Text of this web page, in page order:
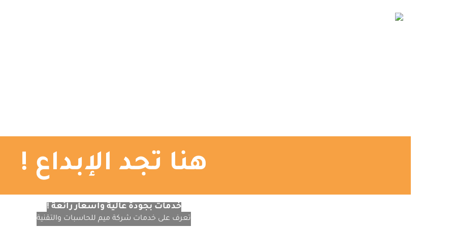
هنا تجد الإبداع !
خدمات بجودة عالية وأسعار رائعة !
تعرف على خدمات شركة ميم للحاسبات والتقنية